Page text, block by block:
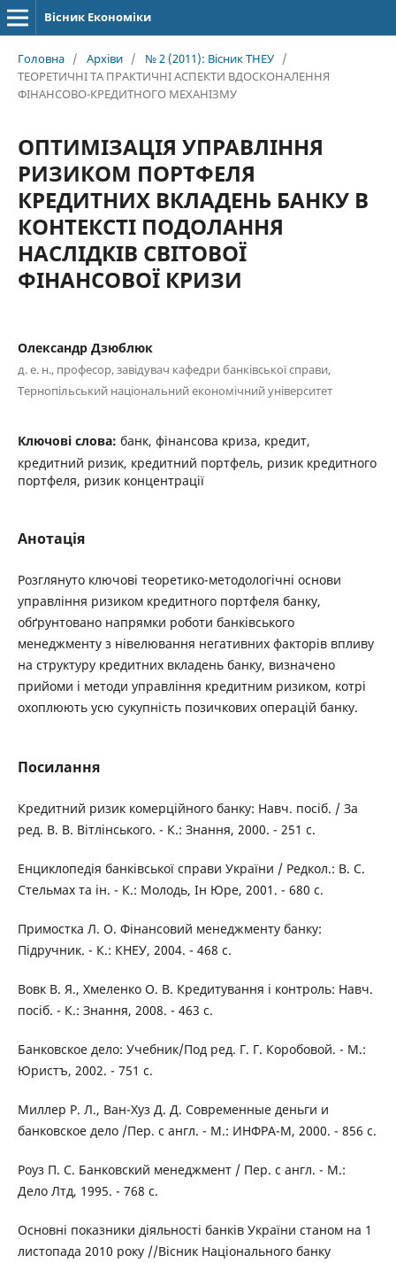
Вісник Економіки
Головна / Архіви / № 2 (2011): Вісник ТНЕУ /
ТЕОРЕТИЧНІ ТА ПРАКТИЧНІ АСПЕКТИ ВДОСКОНАЛЕННЯ
ФІНАНСОВО-КРЕДИТНОГО МЕХАНІЗМУ
ОПТИМІЗАЦІЯ УПРАВЛІННЯ
РИЗИКОМ ПОРТФЕЛЯ
КРЕДИТНИХ ВКЛАДЕНЬ БАНКУ В
КОНТЕКСТІ ПОДОЛАННЯ
НАСЛІДКІВ СВІТОВОЇ
ФІНАНСОВОЇ КРИЗИ
Олександр Дзюблюк
д. е. н., професор, завідувач кафедри банківської справи,
Тернопільський національний економічний університет
Ключові слова: банк, фінансова криза, кредит,
кредитний ризик, кредитний портфель, ризик кредитного
портфеля, ризик концентрації
Анотація
Розглянуто ключові теоретико-методологічні основи
управління ризиком кредитного портфеля банку,
обґрунтовано напрямки роботи банківського
менеджменту з нівелювання негативних факторів впливу
на структуру кредитних вкладень банку, визначено
прийоми і методи управління кредитним ризиком, котрі
охоплюють усю сукупність позичкових операцій банку.
Посилання
Кредитний ризик комерційного банку: Навч. посіб. / За
ред. В. В. Вітлінського. - К.: Знання, 2000. - 251 с.
Енциклопедія банківської справи України / Редкол.: В. С.
Стельмах та ін. - К.: Молодь, Ін Юре, 2001. - 680 с.
Примостка Л. О. Фінансовий менеджменту банку:
Підручник. - К.: КНЕУ, 2004. - 468 с.
Вовк В. Я., Хмеленко О. В. Кредитування і контроль: Навч.
посіб. - К.: Знання, 2008. - 463 с.
Банковское дело: Учебник/Под ред. Г. Г. Коробовой. - М.:
Юристъ, 2002. - 751 с.
Миллер Р. Л., Ван-Хуз Д. Д. Современные деньги и
банковское дело /Пер. с англ. - М.: ИНФРА-М, 2000. - 856 с.
Роуз П. С. Банковский менеджмент / Пер. с англ. - М.:
Дело Лтд, 1995. - 768 с.
Основні показники діяльності банків України станом на 1
листопада 2010 року //Вісник Національного банку